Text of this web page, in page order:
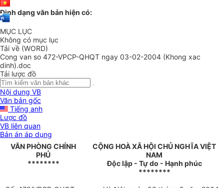
Định dạng văn bản hiện có:
MỤC LỤC
Không có mục lục
Tải về (WORD)
Cong van so 472-VPCP-QHQT ngay 03-02-2004 (Khong xac
dinh).doc
Tải lược đồ
Nội dung VB
Văn bản gốc
Tiếng anh
Lược đồ
VB liên quan
Bản án áp dụng
VĂN PHÒNG CHÍNH
PHỦ
********
CỘNG HOÀ XÃ HỘI CHỦ NGHĨA VIỆT
NAM
Độc lập - Tự do - Hạnh phúc
********